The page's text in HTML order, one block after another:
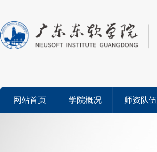
网站首页 学院概况 师资队伍